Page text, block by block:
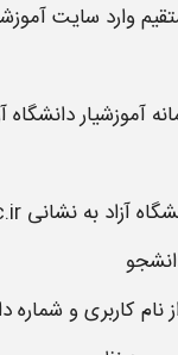
وارد سایت
آموزشیار دانشگاه
آزاد به نشانی
نام کاربری و